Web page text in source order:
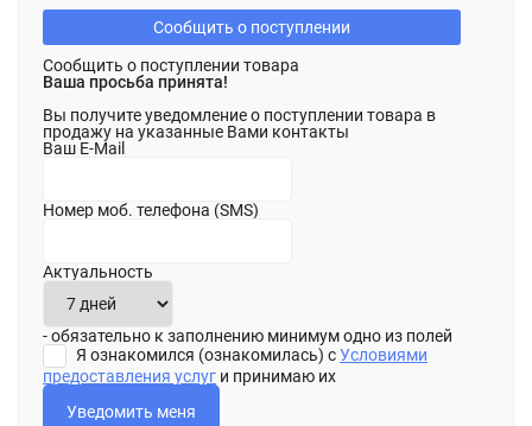
Сообщить о поступлении
Сообщить о поступлении товара
Ваша просьба принята!
Вы получите уведомление о поступлении товара в
продажу на указанные Вами контакты
Ваш E-Mail
Номер моб. телефона (SMS)
Актуальность
- обязательно к заполнению минимум одно из полей
Я ознакомился (ознакомилась) сУсловиями
предоставления услуг и принимаю их